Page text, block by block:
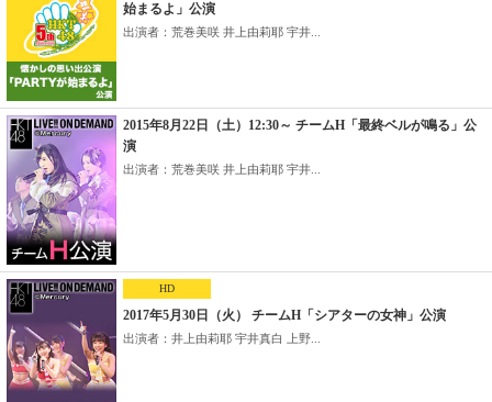
始まるよ」公演
出演者：荒巻美咲 井上由莉耶 宇井...
2015年8月22日（土）12:30～ チームH「最終ベルが鳴る」公
演
出演者：荒巻美咲 井上由莉耶 宇井...
HD
2017年5月30日（火） チームH「シアターの女神」公演
出演者：井上由莉耶 宇井真白 上野...